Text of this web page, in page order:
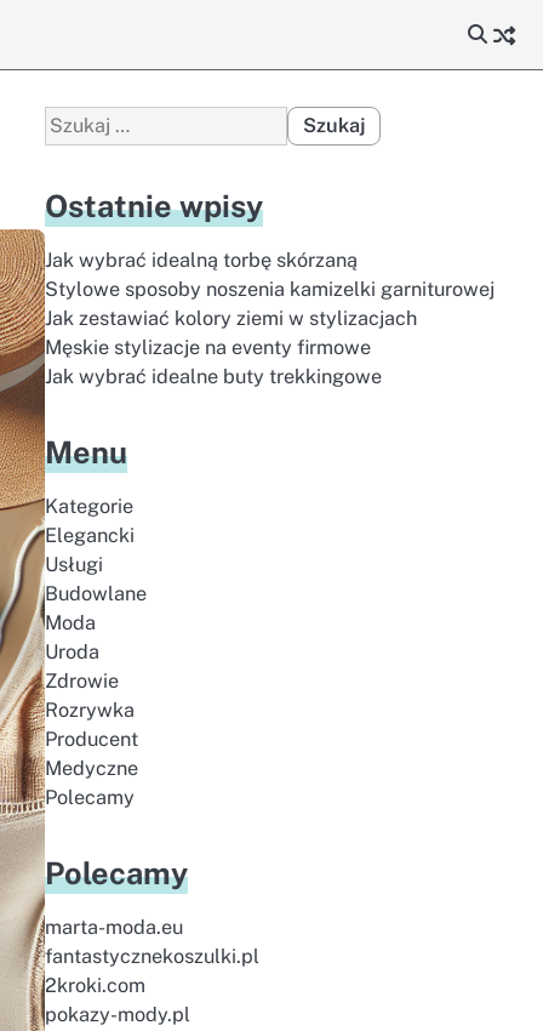
Szukaj:
Ostatnie wpisy
Jak wybrać idealną torbę skórzaną
Stylowe sposoby noszenia kamizelki garniturowej
Jak zestawiać kolory ziemi w stylizacjach
Męskie stylizacje na eventy firmowe
Jak wybrać idealne buty trekkingowe
Menu
Kategorie
Elegancki
Usługi
Budowlane
Moda
Uroda
Zdrowie
Rozrywka
Producent
Medyczne
Polecamy
Polecamy
marta-moda.eu
fantastycznekoszulki.pl
2kroki.com
pokazy-mody.pl